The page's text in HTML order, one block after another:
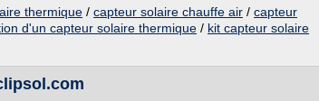
thermique / capteur solaire chauffe air / capteur
d'un capteur solaire thermique / kit capteur solaire